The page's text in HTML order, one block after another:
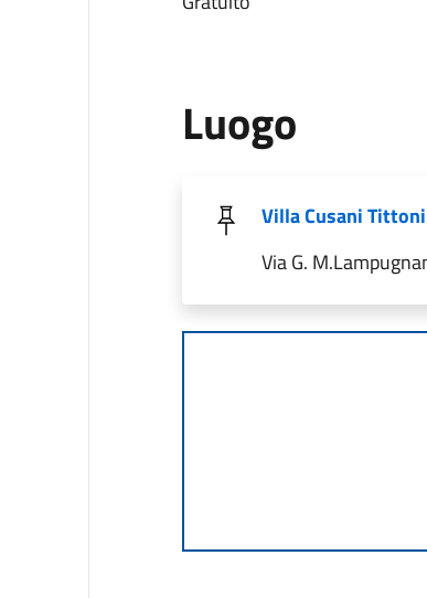
Luogo
Villa Cusani
Via G.